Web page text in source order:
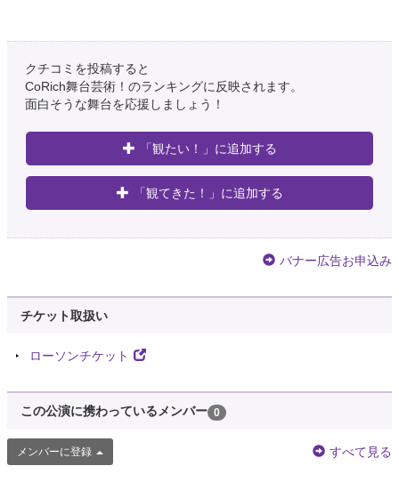
クチコミを投稿すると
CoRich舞台芸術！のランキングに反映されます。
面白そうな舞台を応援しましょう！
「観たい！」に追加する
「観てきた！」に追加する
バナー広告お申込み
チケット取扱い
ローソンチケット
この公演に携わっているメンバー 0
メンバーに登録 すべて見る